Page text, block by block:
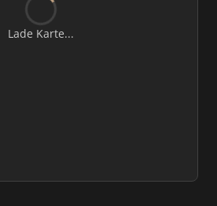
Lade Karte...